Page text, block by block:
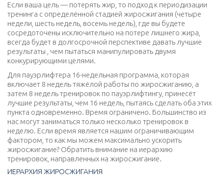
Если ваша цель — потерять жир, то подход к периодизации
тренинга с определённой стадией жиросжигания (четыре
недели, шесть недель, восемь недель), где вы будете
сосредоточены исключительно на потере лишнего жира,
всегда будет в долгосрочной перспективе давать лучшие
результаты , чем пытаться манипулировать двумя
конкурирующими целями.
Для пауэрлифтера 16-недельная программа, которая
включает 8 недель тяжёлой работы по жиросжиганию, а
затем 8 недель тренировок по пауэрлифтингу, принесёт
лучшие результаты, чем 16 недель, пытаясь сделать оба этих
пункта одновременно. Время ограничено. Большинство из
нас могут заниматься только несколько тренировок в
неделю. Если время является нашим ограничивающим
фактором, то как мы можем максимально ускорить
жиросжигание? Обратить внимание на иерархию
тренировок, направленных на жиросжигание.
ИЕРАРХИЯ ЖИРОСЖИГАНИЯ